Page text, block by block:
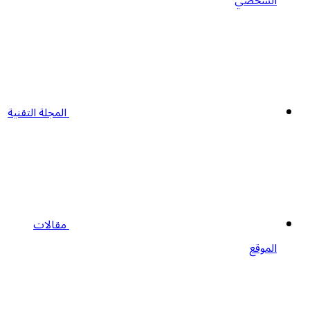
المجلة التقنية
مقالات
الموقع